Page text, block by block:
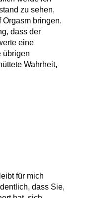
zu sehen,
bringen.
dass der
eine
übrigen
Wahrheit,
für mich
dass Sie,